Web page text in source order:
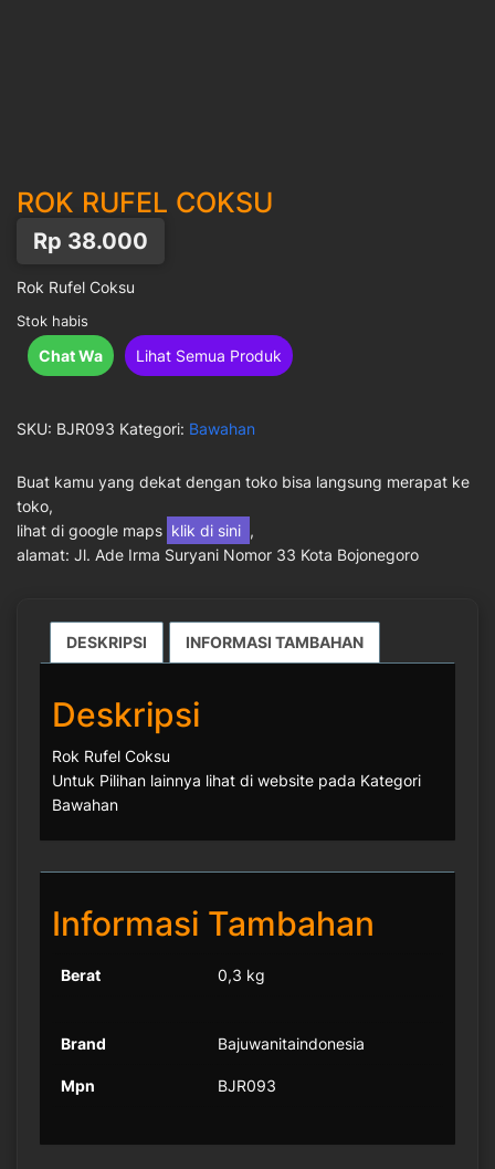
ROK RUFEL COKSU
Rp 38.000
Rok Rufel Coksu
Stok habis
Chat Wa Lihat Semua Produk
SKU: BJR093 Kategori: Bawahan
Buat kamu yang dekat dengan toko bisa langsung merapat ke
toko,
lihat di google maps klik di sini ,
alamat: Jl. Ade Irma Suryani Nomor 33 Kota Bojonegoro
DESKRIPSI INFORMASI TAMBAHAN
Deskripsi
Rok Rufel Coksu
Untuk Pilihan lainnya lihat di website pada Kategori
Bawahan
Informasi Tambahan
Berat 0,3 kg
Brand Bajuwanitaindonesia
Mpn BJR093